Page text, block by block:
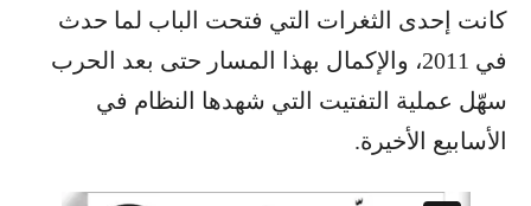
كانت إحدى الثغرات التي فتحت الباب لما حدث
في 2011، والإكمال بهذا المسار حتى بعد الحرب
سهّل عملية التفتيت التي شهدها النظام في
الأسابيع الأخيرة.